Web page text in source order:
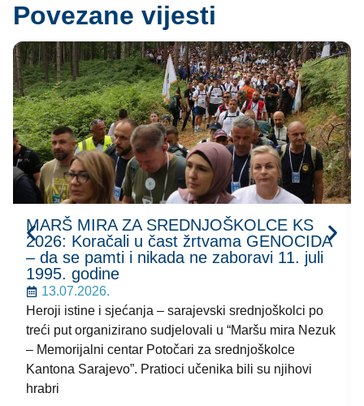
Povezane vijesti
MARŠ MIRA ZA SREDNJOŠKOLCE KS
2026: Koračali u čast žrtvama GENOCIDA
– da se pamti i nikada ne zaboravi 11. juli
1995. godine
13.07.2026.
Heroji istine i sjećanja – sarajevski srednjoškolci po
treći put organizirano sudjelovali u “Maršu mira Nezuk
– Memorijalni centar Potočari za srednjoškolce
Kantona Sarajevo”. Pratioci učenika bili su njihovi
hrabri